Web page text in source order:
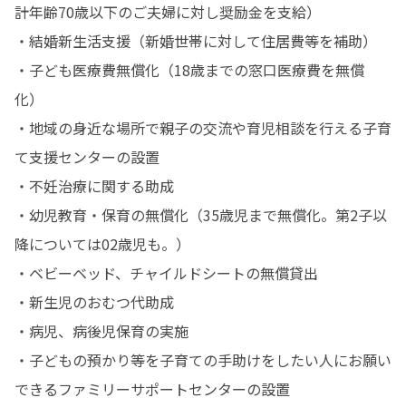
計年齢70歳以下のご夫婦に対し奨励金を支給）
・結婚新生活支援（新婚世帯に対して住居費等を補助）
・子ども医療費無償化（18歳までの窓口医療費を無償
化）
・地域の身近な場所で親子の交流や育児相談を行える子育
て支援センターの設置
・不妊治療に関する助成
・幼児教育・保育の無償化（35歳児まで無償化。第2子以
降については02歳児も。）
・ベビーベッド、チャイルドシートの無償貸出
・新生児のおむつ代助成
・病児、病後児保育の実施
・子どもの預かり等を子育ての手助けをしたい人にお願い
できるファミリーサポートセンターの設置